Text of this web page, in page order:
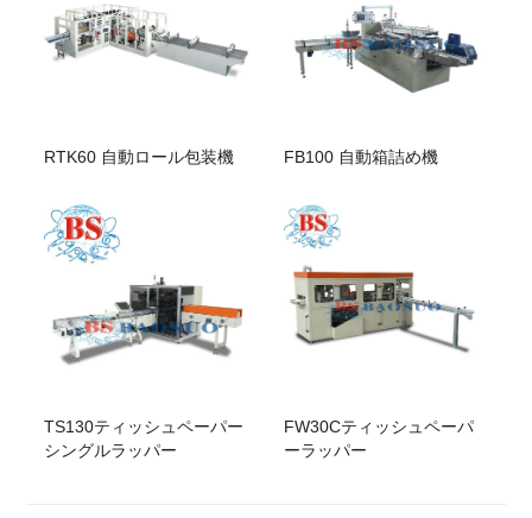
RTK60 自動ロール包装機 FB100 自動箱詰め機
TS130ティッシュペーパー
シングルラッパー
FW30Cティッシュペーパ
ーラッパー